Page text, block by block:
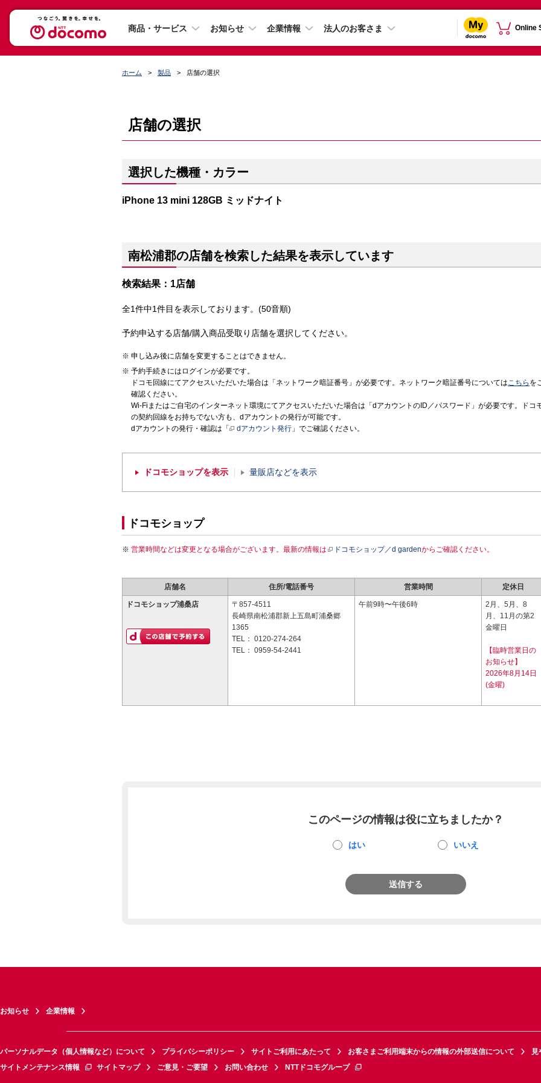
商品・サービス お知らせ 企業情報 法人のお客さま Online
ホーム 製品 店舗の選択
店舗の選択
選択した機種・カラー
iPhone 13 mini 128GB ミッドナイト
南松浦郡の店舗を検索した結果を表示しています
検索結果：1店舗
全1件中1件目を表示しております。(50音順)
予約申込する店舗/購入商品受取り店舗を選択してください。
申し込み後に店舗を変更することはできません。
予約手続きにはログインが必要です。
ドコモ回線にてアクセスいただいた場合は「ネットワーク暗証番号」が必要です。ネットワーク暗証番号についてはこちら を
確認ください。
Wi-Fiまたはご自宅のインターネット環境にてアクセスいただいた場合は「dアカウントのID／パスワード」が必要です。ドコ
の契約回線をお持ちでない方も、dアカウントの発行が可能です。
dアカウントの発行・確認は「
dアカウント発行 」でご確認ください。
ドコモショップを表示 量販店などを表示
ドコモショップ
営業時間などは変更となる場合がございます。最新の情報は ドコモショップ／d gardenからご確認ください。
店舗名 住所/電話番号 営業時間 定休日
ドコモショップ浦桑店
〒857-4511
長崎県南松浦郡新上五島町浦桑郷
1365
TEL： 0120-274-264
TEL： 0959-54-2441
午前9時〜午後6時
2月、5月、8
月、11月の第2
金曜日
【臨時営業日の
お知らせ】
2026年8月14日
(金曜)
このページの情報は役に立ちましたか？
はい いいえ
送信する
お知らせ 企業情報
パーソナルデータ（個人情報など）について プライバシーポリシー サイトご利用にあたって お客さまご利用端末からの情報の外部送信について
見
サイトメンテナンス情報
サイトマップ ご意見・ご要望 お問い合わせ NTTドコモグループ